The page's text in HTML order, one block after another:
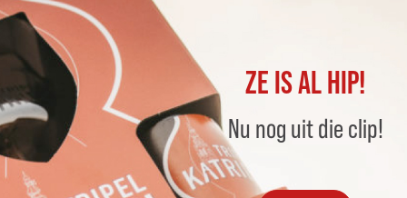
ZE IS AL HIP!
Nu nog uit die clip!